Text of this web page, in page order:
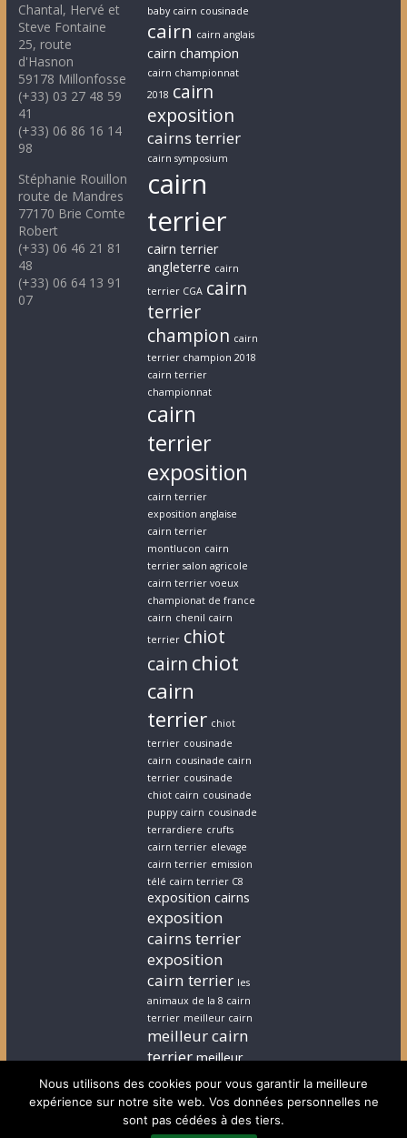
Chantal, Hervé et
Steve Fontaine
25, route
d'Hasnon
59178 Millonfosse
(+33) 03 27 48 59
41
(+33) 06 86 16 14
98
Stéphanie Rouillon
route de Mandres
77170 Brie Comte
Robert
(+33) 06 46 21 81
48
(+33) 06 64 13 91
07
baby cairn cousinade
cairn cairn anglais
cairn champion
cairn championnat
2018 cairn
exposition
cairns terrier
cairn symposium
cairn
terrier
cairn terrier
angleterre cairn
terrier CGA cairn
terrier
champion cairn
terrier champion 2018
cairn terrier
championnat
cairn
terrier
exposition
cairn terrier
exposition anglaise
cairn terrier
montlucon cairn
terrier salon agricole
cairn terrier voeux
championat de france
cairn chenil cairn
terrier chiot
cairn chiot
cairn
terrier chiot
terrier cousinade
cairn cousinade cairn
terrier cousinade
chiot cairn cousinade
puppy cairn cousinade
terrardiere crufts
cairn terrier elevage
cairn terrier emission
télé cairn terrier C8
exposition cairns
exposition
cairns terrier
exposition
cairn terrier les
animaux de la 8 cairn
terrier meilleur cairn
meilleur cairn
terrier meilleur
elevage cairn
terrier
stephanie
cairn terrier
stephanie
chiot cairn terrier
Nous utilisons des cookies pour vous garantir la meilleure
expérience sur notre site web. Vos données personnelles ne
sont pas cédées à des tiers.